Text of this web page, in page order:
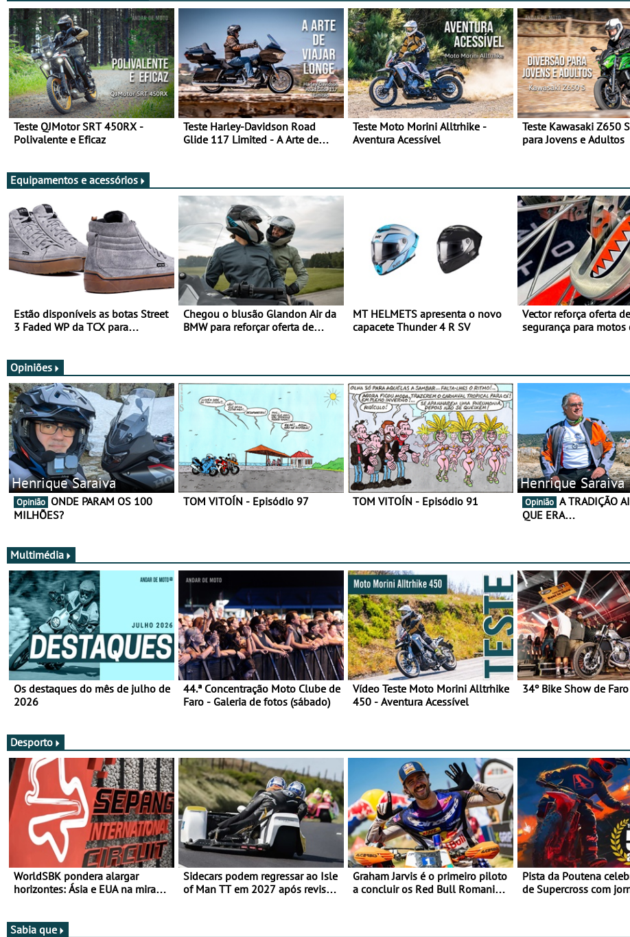
Teste QJMotor SRT 450RX -
Polivalente e Eficaz
Teste Harley-Davidson Road
Glide 117 Limited - A Arte de
Teste Moto Morini Alltrhike -
Aventura Acessível
Teste Kawasaki Z650
para Jovens e Adultos
Equipamentos e acessórios
Estão disponíveis as botas Street
3 Faded WP da TCX para
Chegou o blusão Glandon Air da
BMW para reforçar oferta de
MT HELMETS apresenta o novo
capacete Thunder 4 R SV
Vector reforça oferta de
segurança para motos
Opiniões
Henrique Saraiva
Opinião
MILHÕES?
TOM VITOÍN - Episódio 97 TOM VITOÍN - Episódio 91
Henrique Saraiva
Opinião
QUE ERA…
Multimédia
Os destaques do mês de julho de
2026
44.ª Concentração Moto Clube de
Faro - Galeria de fotos (sábado)
Vídeo Teste Moto Morini Alltrhike
450 - Aventura Acessível
34º Bike Show de
Desporto
WorldSBK pondera alargar
horizontes: Ásia e EUA na mira
Sidecars podem regressar ao Isle
of Man TT em 2027 após revisão
Graham Jarvis é o primeiro piloto
a concluir os Red Bull Romaniacs
Pista da Poutena
de Supercross com
Sabia que